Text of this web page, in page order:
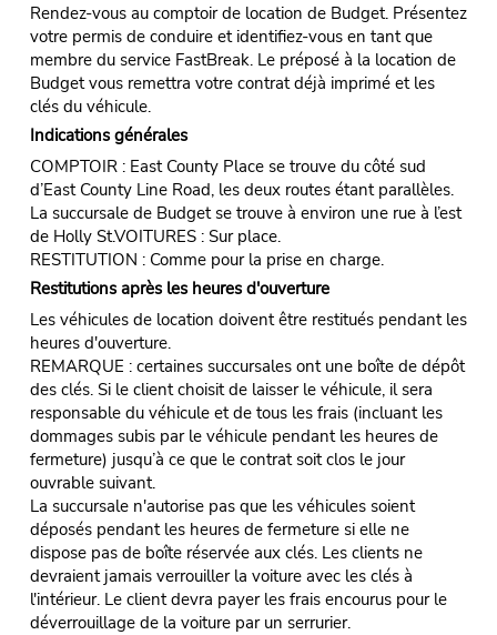
Rendez-vous au comptoir de location de Budget. Présentez
votre permis de conduire et identifiez-vous en tant que
membre du service FastBreak. Le préposé à la location de
Budget vous remettra votre contrat déjà imprimé et les
clés du véhicule.
Indications générales
COMPTOIR : East County Place se trouve du côté sud
d’East County Line Road, les deux routes étant parallèles.
La succursale de Budget se trouve à environ une rue à l’est
de Holly St.VOITURES : Sur place.
RESTITUTION : Comme pour la prise en charge.
Restitutions après les heures d'ouverture
Les véhicules de location doivent être restitués pendant les
heures d'ouverture.
REMARQUE : certaines succursales ont une boîte de dépôt
des clés. Si le client choisit de laisser le véhicule, il sera
responsable du véhicule et de tous les frais (incluant les
dommages subis par le véhicule pendant les heures de
fermeture) jusqu’à ce que le contrat soit clos le jour
ouvrable suivant.
La succursale n'autorise pas que les véhicules soient
déposés pendant les heures de fermeture si elle ne
dispose pas de boîte réservée aux clés. Les clients ne
devraient jamais verrouiller la voiture avec les clés à
l'intérieur. Le client devra payer les frais encourus pour le
déverrouillage de la voiture par un serrurier.